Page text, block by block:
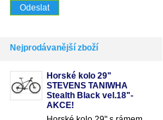
Nejprodávanější zboží
Horské kolo 29"
STEVENS TANIWHA
Stealth Black vel.18"-
AKCE!